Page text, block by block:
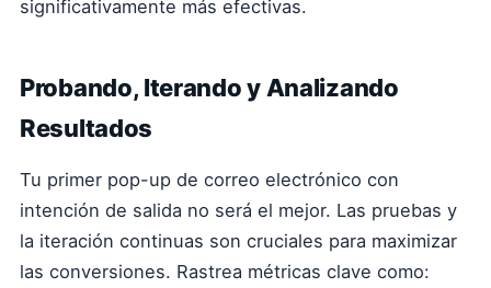
significativamente más efectivas.
Probando, Iterando y Analizando
Resultados
Tu primer pop-up de correo electrónico con
intención de salida no será el mejor. Las pruebas y
la iteración continuas son cruciales para maximizar
las conversiones. Rastrea métricas clave como: